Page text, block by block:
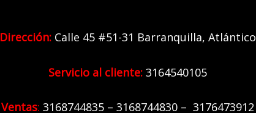
Dirección: Calle 45 #51-31 Barranquilla, Atlántico
Servicio al cliente:3164540105
Ventas: 3168744835 – 3168744830 – 3176473912